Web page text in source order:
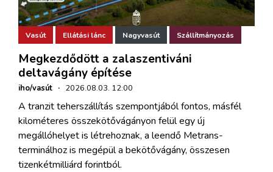
Vasút Ellátási lánc Nagyvasút Szállítmányozás
Megkezdődött a zalaszentiváni
deltavágány építése
iho/vasút · 2026.08.03. 12:00
A tranzit teherszállítás szempontjából fontos, másfél
kilométeres összekötővágányon felül egy új
megállóhelyet is létrehoznak, a leendő Metrans-
terminálhoz is megépül a bekötővágány, összesen
tizenkétmilliárd forintból.